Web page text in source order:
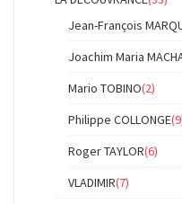
Jean-François
Joachim Maria
Mario TOBINO(2)
Philippe COLLONGE
Roger TAYLOR(6)
VLADIMIR(7)